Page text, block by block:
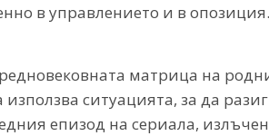
в управлението и в
матрица на
използва ситуацията, за да
епизод на сериала,